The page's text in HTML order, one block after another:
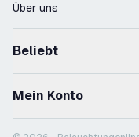
Über uns
Beliebt
Mein Konto